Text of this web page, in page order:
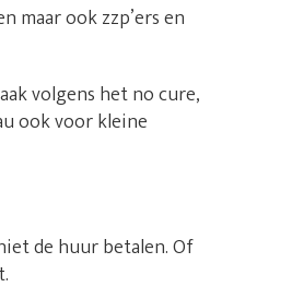
maar ook zzp’ers en
volgens het no cure,
ook voor kleine
de huur betalen. Of